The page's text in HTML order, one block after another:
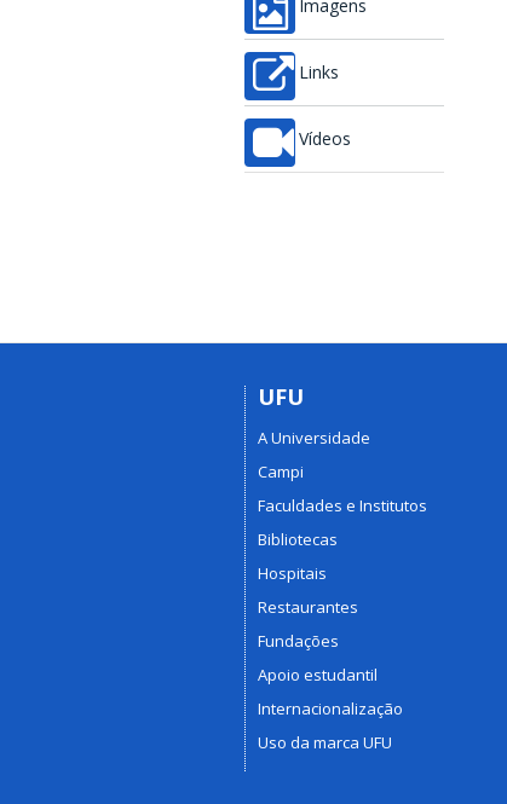
Imagens
Links
Vídeos
UFU
A Universidade
Campi
Faculdades e Institutos
Bibliotecas
Hospitais
Restaurantes
Fundações
Apoio estudantil
Internacionalização
Uso da marca UFU